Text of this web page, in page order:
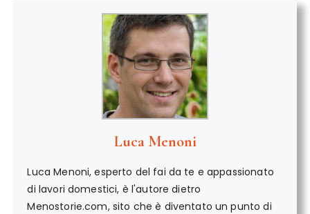
Luca Menoni
Luca Menoni, esperto del fai da te e appassionato
di lavori domestici, è l'autore dietro
Menostorie.com, sito che è diventato un punto di